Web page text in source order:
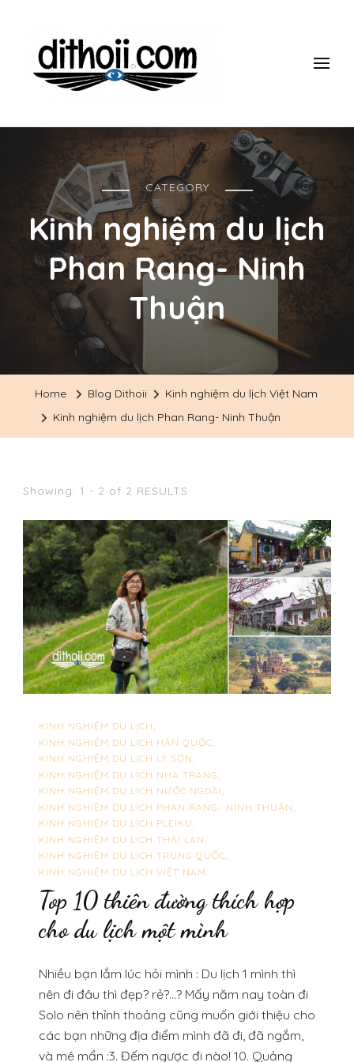
ĐI THÔII!
Du lịch một mình có gì thú vị? làm thế nào để đi một mình mà
vẫn an toàn, giá rẻ vui vẻ? Tham khảo những kinh nghiệm 10
năm đi du lịch một mình của mình nhé.
CATEGORY
Kinh nghiệm du lịch
Phan Rang- Ninh
Thuận
Home Blog Dithoii
Kinh nghiệm du lịch Việt Nam
Kinh nghiệm du lịch Phan Rang- Ninh Thuận
Showing: 1 - 2 of 2 RESULTS
KINH NGHIỆM DU LỊCH
KINH NGHIỆM DU LỊCH HÀN QUỐC
KINH NGHIỆM DU LỊCH LÝ SƠN
KINH NGHIỆM DU LỊCH NHA TRANG
KINH NGHIỆM DU LỊCH NƯỚC NGOÀI
KINH NGHIỆM DU LỊCH PHAN RANG- NINH THUẬN
KINH NGHIỆM DU LỊCH PLEIKU
KINH NGHIỆM DU LỊCH THÁI LAN
KINH NGHIỆM DU LỊCH TRUNG QUỐC
KINH NGHIỆM DU LỊCH VIỆT NAM
Top 10 thiên đường thích hợp
cho du lịch một mình
Nhiều bạn lắm lúc hỏi mình : Du lịch 1 mình thì
nên đi đâu thì đẹp? rẻ?…? Mấy năm nay toàn đi
Solo nên thỉnh thoảng cũng muốn giới thiệu cho
các bạn những địa điểm mình đã đi, đã ngắm,
và mê mẩn :3. Đếm ngược đi nào! 10. Quảng